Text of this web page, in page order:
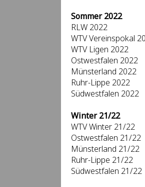
Sommer 2022
RLW 2022
WTV Vereinspokal
WTV Ligen 2022
Ostwestfalen 2022
Münsterland 2022
Ruhr-Lippe 2022
Südwestfalen 2022
Winter 21/22
WTV Winter 21/22
Ostwestfalen 21/22
Münsterland 21/22
Ruhr-Lippe 21/22
Südwestfalen 21/22